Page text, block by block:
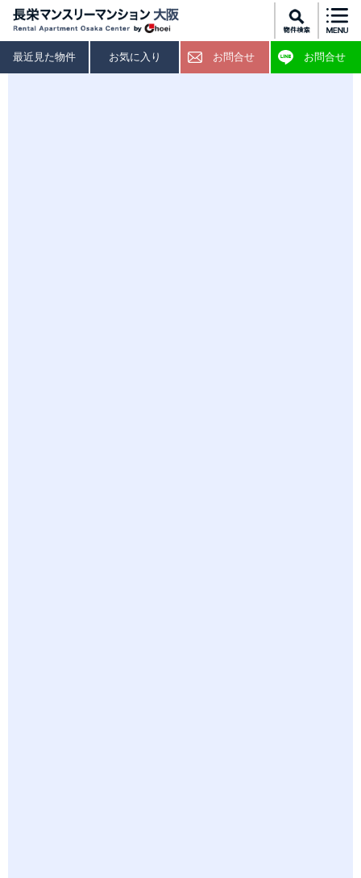
最近見た物件 お気に入り お問合せ お問合せ